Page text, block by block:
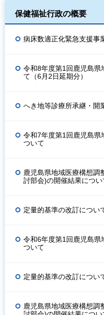
保健福祉行政の概要
病床数適正化緊急支援事
令和8年度第1回鹿児島県
て（6月2日延期分）
へき地等診療所承継・開
令和7年度第1回鹿児島県
ついて
鹿児島県地域医療構想調
討部会)の開催結果につい
定量的基準の改訂につい
令和6年度第1回鹿児島県
ついて
定量的基準の改訂につい
鹿児島県地域医療構想調